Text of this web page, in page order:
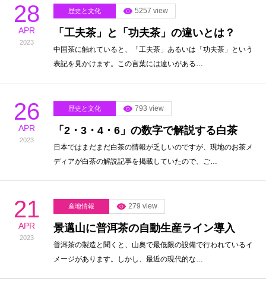
28
APR
2023
歴史と文化 5257 view
「工夫茶」と「功夫茶」の違いとは？
中国茶に触れていると、「工夫茶」あるいは「功夫茶」という
表記を見かけます。この言葉には違いがある…
26
APR
2023
歴史と文化 793 view
「2・3・4・6」の数字で解説する白茶
日本ではまだまだ白茶の情報が乏しいのですが、現地のお茶メ
ディアが白茶の解説記事を掲載していたので、ご…
21
APR
2023
産地情報 279 view
景邁山に普洱茶の自動生産ライン導入
普洱茶の製造と聞くと、山奥で最低限の設備で行われているイ
メージがあります。しかし、最近の現代的な…